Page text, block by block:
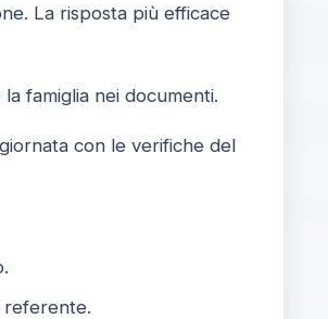
La risposta più efficace
famiglia nei documenti.
con le verifiche del
referente.